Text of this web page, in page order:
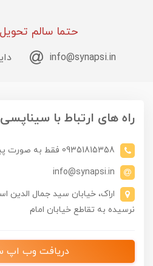
حتما سالم
info@synapsi.in
راه های ارتباط با سیناپسی
09351815358 فقط به صورت پیامک - 08632241297
info@synapsi.in
نرسیده به تقاطع خیابان امام
دریافت وب اپ